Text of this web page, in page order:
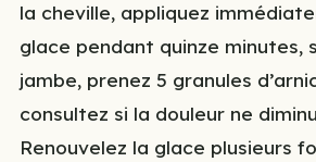
la cheville, appliquez
glace pendant quinze minutes,
jambe, prenez 5 granules
consultez si la douleur ne
Renouvelez la glace plusieurs